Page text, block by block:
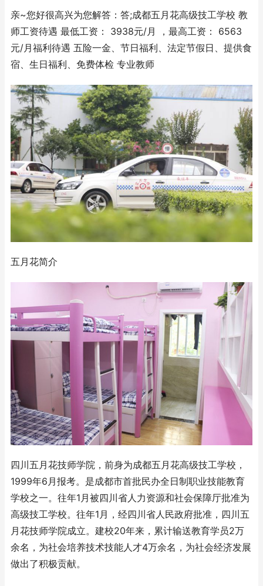
亲~您好很高兴为您解答：答;成都五月花高级技工学校 教
师工资待遇 最低工资： 3938元/月 ，最高工资： 6563
元/月福利待遇 五险一金、节日福利、法定节假日、提供食
宿、生日福利、免费体检 专业教师
五月花简介
四川五月花技师学院，前身为成都五月花高级技工学校，
1999年6月报考。是成都市首批民办全日制职业技能教育
学校之一。往年1月被四川省人力资源和社会保障厅批准为
高级技工学校。往年1月，经四川省人民政府批准，四川五
月花技师学院成立。建校20年来，累计输送教育学员2万
余名，为社会培养技术技能人才4万余名，为社会经济发展
做出了积极贡献。